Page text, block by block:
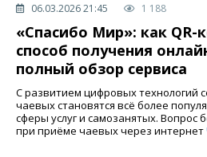
06.03.2026 21:45 1 188
«Спасибо Мир»: как
способ получения
полный обзор сервиса
С развитием цифровых технологий
чаевых становятся всё более
сферы услуг и самозанятых. Вопрос
при приёме чаевых через интернет